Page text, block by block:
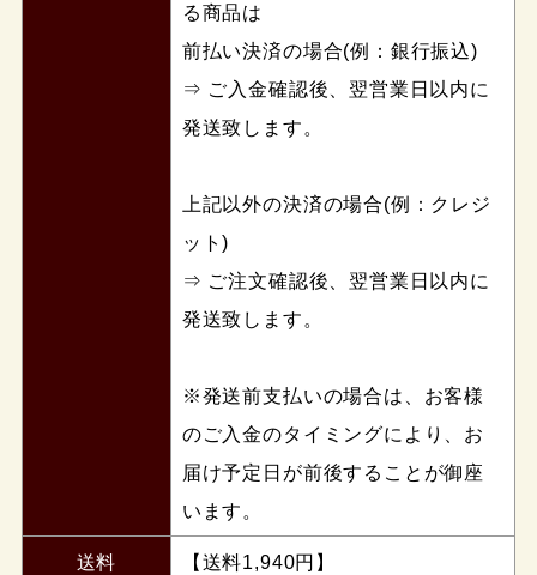
る商品は
前払い決済の場合(例：銀行振込)
⇒ ご入金確認後、翌営業日以内に
発送致します。
上記以外の決済の場合(例：クレジ
ット)
⇒ ご注文確認後、翌営業日以内に
発送致します。
※発送前支払いの場合は、お客様
のご入金のタイミングにより、お
届け予定日が前後することが御座
います。
送料
【送料1,940円】